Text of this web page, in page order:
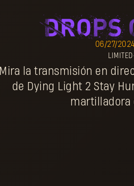
06/27/
Mira la transmisión en
de Dying Light 2 Stay
martilladora